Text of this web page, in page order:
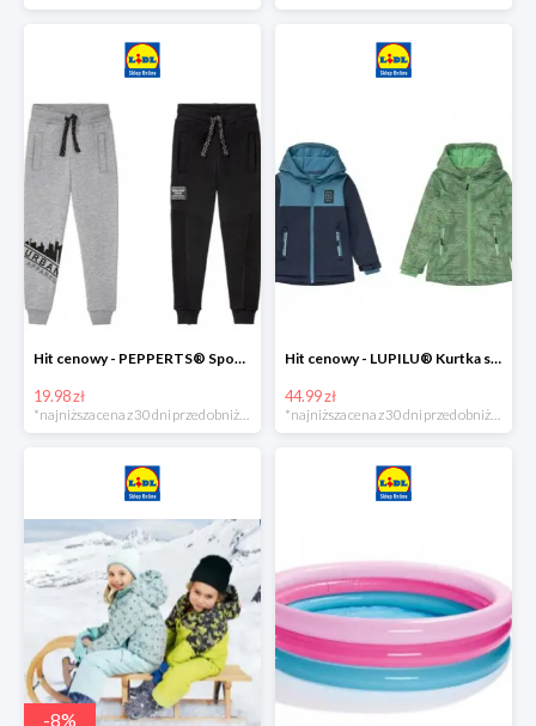
Hit cenowy - PEPPERTS® Spodnie dresowe chłopięce, 1 para
19.98 zł
Hit cenowy - LUPILU® Kurtka softshell chłopięca, 1 sztuka
44.99 zł
-8%